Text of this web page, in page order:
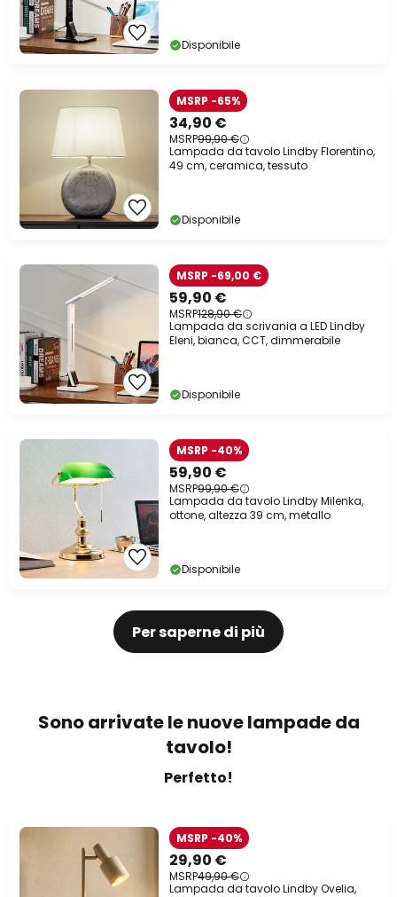
Disponibile
34,90 €
MSRP99,90 €
MSRP -65%
Lampada da tavolo Lindby Florentino,
49 cm, ceramica, tessuto
Disponibile
59,90 €
MSRP128,90 €
MSRP -69,00 €
Lampada da scrivania a LED Lindby
Eleni, bianca, CCT, dimmerabile
Disponibile
59,90 €
MSRP99,90 €
MSRP -40%
Lampada da tavolo Lindby Milenka,
ottone, altezza 39 cm, metallo
Disponibile
Per saperne di più
Sono arrivate le nuove lampade da
tavolo!
Perfetto!
29,90 €
MSRP49,90 €
MSRP -40%
Lampada da tavolo Lindby Ovelia,